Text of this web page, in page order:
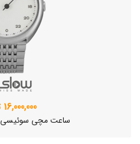
16,000,000 تومان
ساعت مچی سوئیسی SLOW "O" – 01